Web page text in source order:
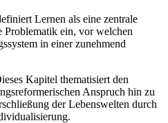
Lernen als eine zentrale
ein, vor welchen
in einer zunehmend
Kapitel thematisiert den
Anspruch hin zu
der Lebenswelten durch